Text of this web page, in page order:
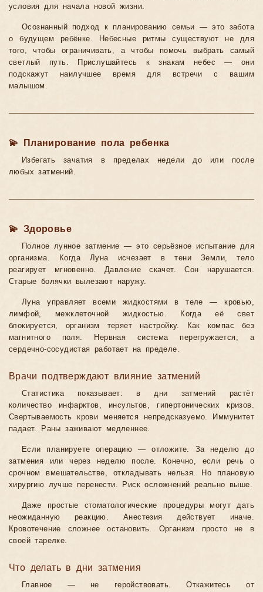
условия для начала новой жизни.
Осознанный подход к планированию семьи — это забота
о будущем ребёнке. Небесные ритмы существуют не для
того, чтобы ограничивать, а чтобы помочь выбрать самый
светлый путь. Прислушайтесь к знакам небес — они
подскажут наилучшее время для встречи с вашим
малышом.
💫 Планирование пола ребенка
Избегать зачатия в пределах недели до или после
любых затмений.
💫 Здоровье
Полное лунное затмение — это серьёзное испытание для
организма. Когда Луна исчезает в тени Земли, тело
реагирует мгновенно. Давление скачет. Сон нарушается.
Старые болячки вылезают наружу.
Луна управляет всеми жидкостями в теле — кровью,
лимфой, межклеточной жидкостью. Когда её свет
блокируется, организм теряет настройку. Как компас без
магнитного поля. Нервная система перегружается, а
сердечно-сосудистая работает на пределе.
Врачи подтверждают влияние затмений
Статистика показывает: в дни затмений растёт
количество инфарктов, инсультов, гипертонических кризов.
Свертываемость крови меняется непредсказуемо. Иммунитет
падает. Раны заживают медленнее.
Если планируете операцию — отложите. За неделю до
затмения или через неделю после. Конечно, если речь о
срочном вмешательстве, откладывать нельзя. Но плановую
хирургию лучше перенести. Риск осложнений реально выше.
Даже простые стоматологические процедуры могут дать
неожиданную реакцию. Анестезия действует иначе.
Кровотечение сложнее остановить. Организм просто не в
своей тарелке.
Что делать в дни затмения
Главное — не геройствовать. Откажитесь от